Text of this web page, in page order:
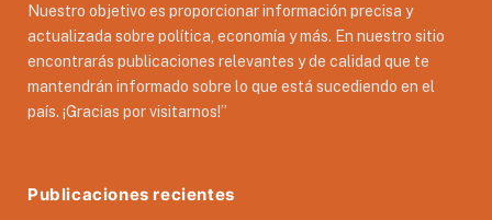
Nuestro objetivo es proporcionar información precisa y
actualizada sobre política, economía y más. En nuestro sitio
encontrarás publicaciones relevantes y de calidad que te
mantendrán informado sobre lo que está sucediendo en el
país. ¡Gracias por visitarnos!”
Publicaciones recientes